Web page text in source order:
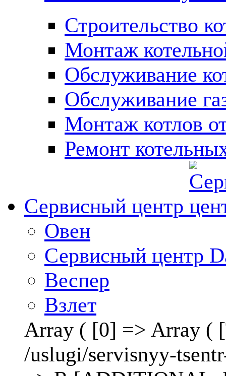
Строительство
Монтаж
Обслуживание
Обслуживание
Монтаж котлов
Ремонт
Сервисный центр
Овен
Сервисный центр
Веспер
Взлет
Array ( [0] => Array
/uslugi/servisnyy-